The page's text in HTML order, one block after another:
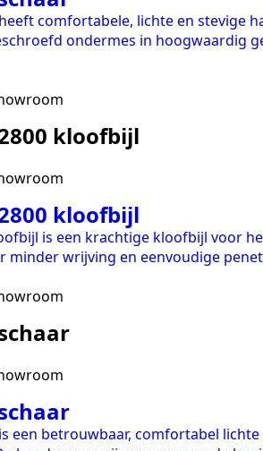
comfortabele, lichte en stevige
ondermes in hoogwaardig
kloofbijl
kloofbijl
is een krachtige kloofbijl voor
minder wrijving en eenvoudige
een betrouwbaar, comfortabel